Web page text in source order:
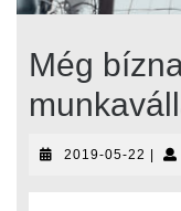
Még
2019-05-22 2019-
|